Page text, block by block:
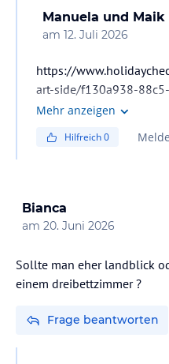
Manuela und Maik
am 12. Juli 2026
https://
art-side/f130a938-
2b55e48d94bf/-/c/
Mehr anzeigen
Hilfreich0
Bianca
am 20. Juni 2026
Sollte man eher landblick
einem dreibettzimmer ?
Frage beantworten